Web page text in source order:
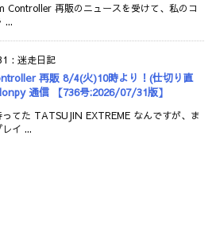
Controller 再販のニュースを受けて、私のコ
...
: 迷走日記
再販 8/4(火)10時より！(仕切り直
通信 【736号:2026/07/31版】
ってた TATSUJIN EXTREME なんですが、ま
イ ...